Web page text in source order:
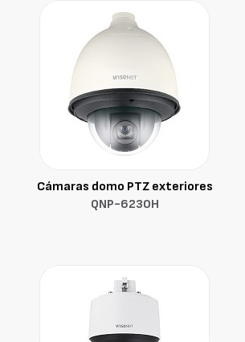
Cámaras domo PTZ exteriores
QNP-6230H